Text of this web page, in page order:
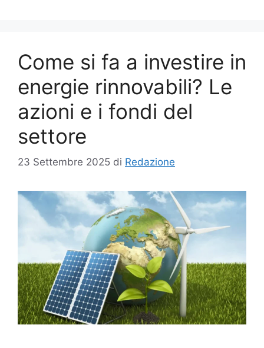
Come si fa a investire in
energie rinnovabili? Le
azioni e i fondi del
settore
23 Settembre 2025 di Redazione